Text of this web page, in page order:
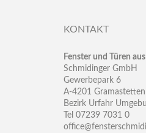
KONTAKT
Fenster und Türen
Schmidinger GmbH
Gewerbepark 6
A-4201
Bezirk Urfahr
Tel 07239 7031 0